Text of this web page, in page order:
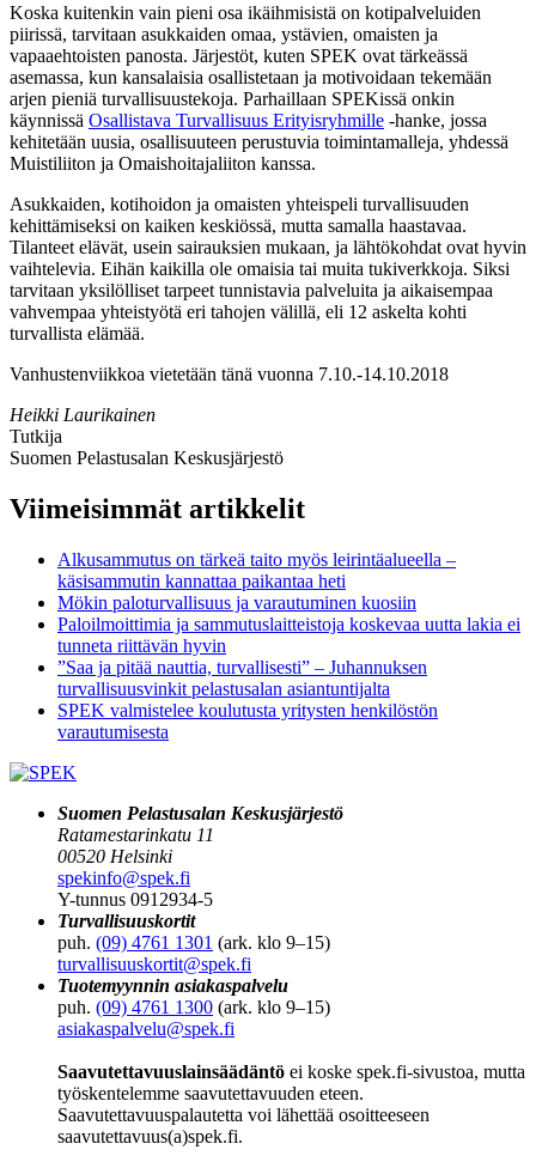
Koska kuitenkin vain pieni osa ikäihmisistä on kotipalveluiden
piirissä, tarvitaan asukkaiden omaa, ystävien, omaisten ja
vapaaehtoisten panosta. Järjestöt, kuten SPEK ovat tärkeässä
asemassa, kun kansalaisia osallistetaan ja motivoidaan tekemään
arjen pieniä turvallisuustekoja. Parhaillaan SPEKissä onkin
käynnissä Osallistava Turvallisuus Erityisryhmille -hanke, jossa
kehitetään uusia, osallisuuteen perustuvia toimintamalleja, yhdessä
Muistiliiton ja Omaishoitajaliiton kanssa.
Asukkaiden, kotihoidon ja omaisten yhteispeli turvallisuuden
kehittämiseksi on kaiken keskiössä, mutta samalla haastavaa.
Tilanteet elävät, usein sairauksien mukaan, ja lähtökohdat ovat hyvin
vaihtelevia. Eihän kaikilla ole omaisia tai muita tukiverkkoja. Siksi
tarvitaan yksilölliset tarpeet tunnistavia palveluita ja aikaisempaa
vahvempaa yhteistyötä eri tahojen välillä, eli 12 askelta kohti
turvallista elämää.
Vanhustenviikkoa vietetään tänä vuonna 7.10.-14.10.2018
Heikki Laurikainen
Tutkija
Suomen Pelastusalan Keskusjärjestö
Viimeisimmät artikkelit
Alkusammutus on tärkeä taito myös leirintäalueella –
käsisammutin kannattaa paikantaa heti
Mökin paloturvallisuus ja varautuminen kuosiin
Paloilmoittimia ja sammutuslaitteistoja koskevaa uutta lakia ei
tunneta riittävän hyvin
”Saa ja pitää nauttia, turvallisesti” – Juhannuksen
turvallisuusvinkit pelastusalan asiantuntijalta
SPEK valmistelee koulutusta yritysten henkilöstön
varautumisesta
Suomen Pelastusalan Keskusjärjestö
Ratamestarinkatu 11
00520 Helsinki
spekinfo@spek.fi
Y-tunnus 0912934-5
Turvallisuuskortit
puh. (09) 4761 1301 (ark. klo 9–15)
turvallisuuskortit@spek.fi
Tuotemyynnin asiakaspalvelu
puh. (09) 4761 1300 (ark. klo 9–15)
asiakaspalvelu@spek.fi
Saavutettavuuslainsäädäntö ei koske spek.fi-sivustoa, mutta
työskentelemme saavutettavuuden eteen.
Saavutettavuuspalautetta voi lähettää osoitteeseen
saavutettavuus(a)spek.fi.